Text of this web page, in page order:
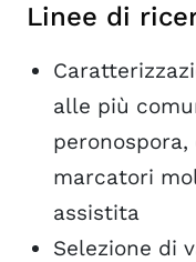
Linee di
alle più
marcatori
assistita
Selezione di